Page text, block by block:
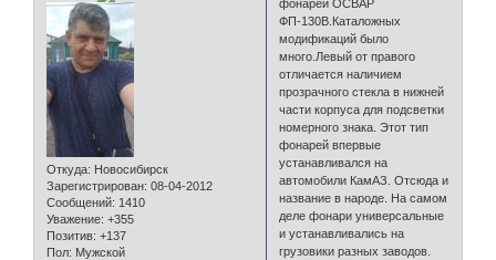
Откуда: Новосибирск
Зарегистрирован: 08-04-2012
Сообщений: 1410
Уважение: +355
Позитив: +137
Пол: Мужской
фонарей ОСВАР
ФП-130В.Каталожных
модификаций было
много.Левый от правого
отличается наличием
прозрачного стекла в нижней
части корпуса для подсветки
номерного знака. Этот тип
фонарей впервые
устанавливался на
автомобили КамАЗ. Отсюда и
название в народе. На самом
деле фонари универсальные
и устанавливались на
грузовики разных заводов.